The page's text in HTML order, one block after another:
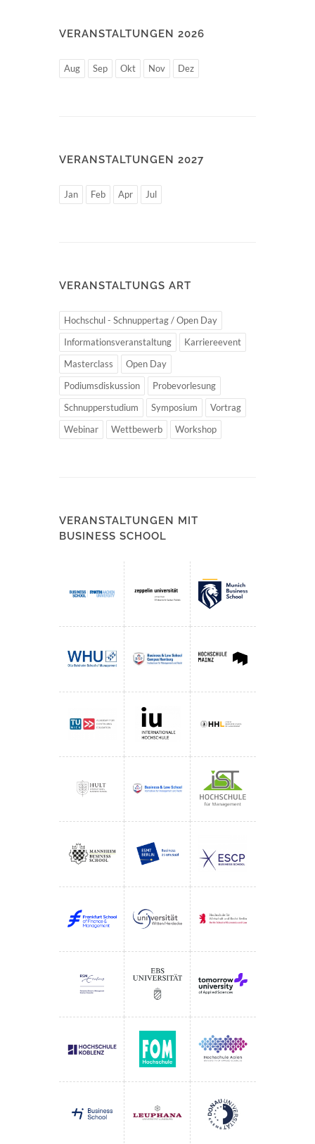
VERANSTALTUNGEN 2026
Aug Sep Okt Nov Dez
VERANSTALTUNGEN 2027
Jan Feb Apr Jul
VERANSTALTUNGS ART
Hochschul - Schnuppertag / Open Day
Informationsveranstaltung
Karriereevent
Masterclass
Open Day
Podiumsdiskussion
Probevorlesung
Schnupperstudium
Symposium
Vortrag
Webinar
Wettbewerb Workshop
VERANSTALTUNGEN MIT
BUSINESS SCHOOL